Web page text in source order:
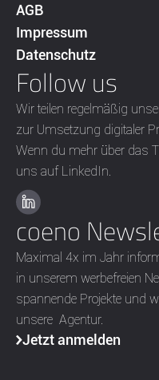
AGB
Impressum
Datenschutz
Follow us
Wir teilen regelmäßig
zur Umsetzung digitaler
Wenn du mehr über das
uns auf LinkedIn.
coeno
Maximal 4x im Jahr
in unserem werbefreien
spannende Projekte und
unsere Agentur.
Jetzt anmelden